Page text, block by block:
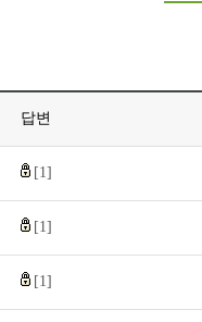
답변
[1]
[1]
[1]